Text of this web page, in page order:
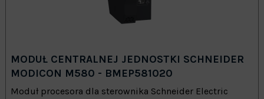
MODUŁ CENTRALNEJ JEDNOSTKI SCHNEIDER
MODICON M580 - BMEP581020
Moduł procesora dla sterownika Schneider Electric